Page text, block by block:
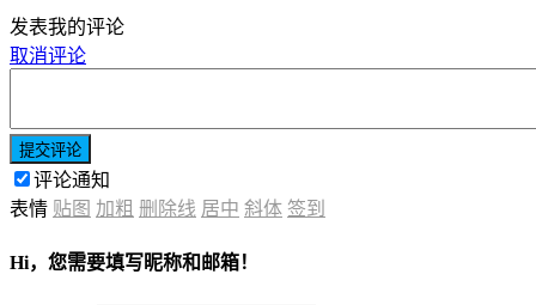
发表我的评论
取消评论
提交评论
评论通知
表情 贴图 加粗 删除线 居中 斜体 签到
Hi，您需要填写昵称和邮箱！